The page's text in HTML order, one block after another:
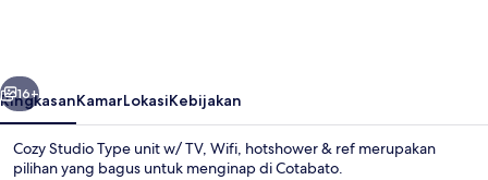
TV,
Wifi,
hotshower
Berikutnya
16+
RingkasanKamarLokasiKebijakan
Cozy Studio Type unit w/ TV, Wifi, hotshower & ref merupakan
pilihan yang bagus untuk menginap di Cotabato.